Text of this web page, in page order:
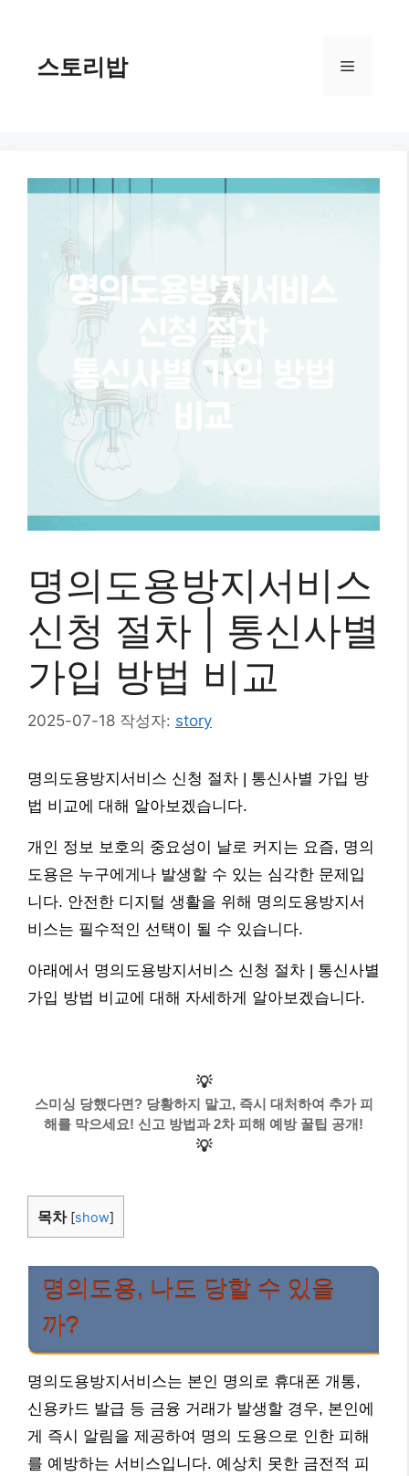
스토리밥 메
명의도용방지서비스
신청 절차 | 통신사별
가입 방법 비교
2025-07-18 작성자: story
명의도용방지서비스 신청 절차 | 통신사별 가입 방
법 비교에 대해 알아보겠습니다.
개인 정보 보호의 중요성이 날로 커지는 요즘, 명의
도용은 누구에게나 발생할 수 있는 심각한 문제입
니다. 안전한 디지털 생활을 위해 명의도용방지서
비스는 필수적인 선택이 될 수 있습니다.
아래에서 명의도용방지서비스 신청 절차 | 통신사별
가입 방법 비교에 대해 자세하게 알아보겠습니다.
💡
스미싱 당했다면? 당황하지 말고, 즉시 대처하여 추가 피
해를 막으세요! 신고 방법과 2차 피해 예방 꿀팁 공개!
💡
목차 [show]
명의도용, 나도 당할 수 있을
까?
명의도용방지서비스는 본인 명의로 휴대폰 개통,
신용카드 발급 등 금융 거래가 발생할 경우, 본인에
게 즉시 알림을 제공하여 명의 도용으로 인한 피해
를 예방하는 서비스입니다. 예상치 못한 금전적 피